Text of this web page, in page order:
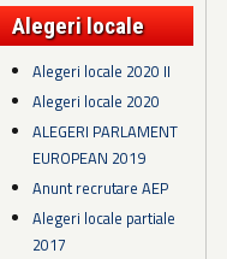
Alegeri locale
Alegeri locale 2020 II
Alegeri locale 2020
ALEGERI PARLAMENT
EUROPEAN 2019
Anunt recrutare AEP
Alegeri locale partiale
2017